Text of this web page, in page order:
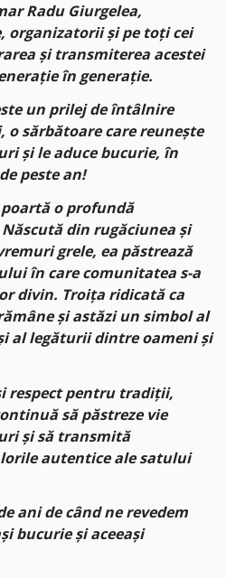
Radu Giurgelea,
organizatorii și pe toți cei
și transmiterea acestei
în generație.
un prilej de întâlnire
sărbătoare care reunește
și le aduce bucurie, în
peste an!
o profundă
din rugăciunea și
grele, ea păstrează
în care comunitatea s-a
divin. Troița ridicată ca
și astăzi un simbol al
al legăturii dintre oameni și
respect pentru tradiții,
să păstreze vie
și să transmită
autentice ale satului
ani de când ne revedem
bucurie și aceeași